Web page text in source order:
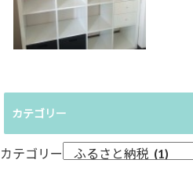
カテゴリー
カテゴリー